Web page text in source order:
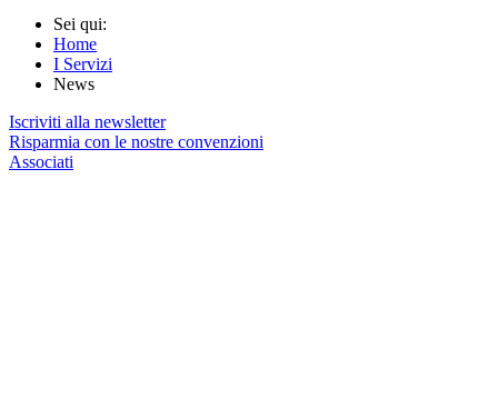
Sei qui:
Home
I Servizi
News
Iscriviti alla newsletter
Risparmia con le nostre convenzioni
Associati